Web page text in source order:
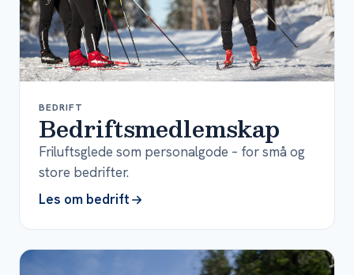
BEDRIFT
Bedriftsmedlemskap
Friluftsglede som personalgode – for små og
store bedrifter.
Les om bedrift